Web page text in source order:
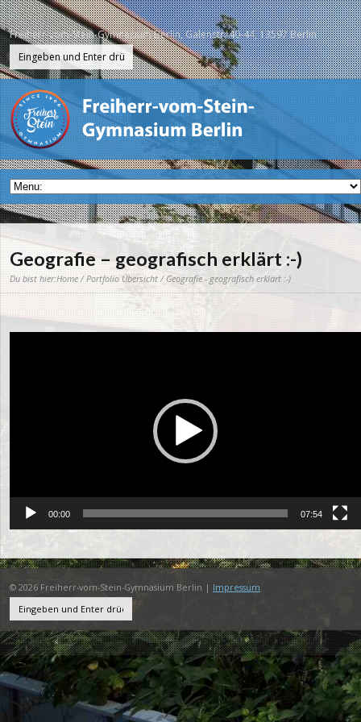
Freiherr-vom-Stein-Gymnasium Berlin, Galenstr. 40-44, 13597 Berlin
Geografie – geografisch erklärt :-)
Du bist hier:Home/Portfolio Übersicht/ Geografie - geografisch erklärt :-)
00:00 07:54
© 2026 Freiherr-vom-Stein-Gymnasium Berlin | Impressum